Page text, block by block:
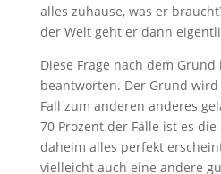
alles zuhause, was er
der Welt geht er dann
Diese Frage nach dem
beantworten. Der Grund
Fall zum anderen anderes
70 Prozent der Fälle ist es
daheim alles perfekt
vielleicht auch eine andere